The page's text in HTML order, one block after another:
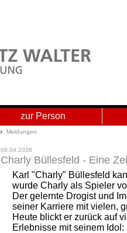
zur Person
Meldungen
08.04.2026
Charly Büllesfeld - Eine
Karl "Charly" Büllesfeld
wurde Charly als Spieler
Der gelernte Drogist und
seiner Karriere mit vielen,
Heute blickt er zurück auf
Erlebnisse mit seinem Idol: